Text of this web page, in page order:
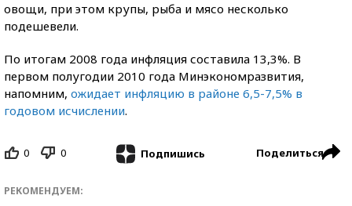
овощи, при этом крупы, рыба и мясо несколько
подешевели.
По итогам 2008 года инфляция составила 13,3%. В
первом полугодии 2010 года Минэкономразвития,
напомним, ожидает инфляцию в районе 6,5-7,5% в
годовом исчислении.
0 0 Подпишись Поделиться
РЕКОМЕНДУЕМ: